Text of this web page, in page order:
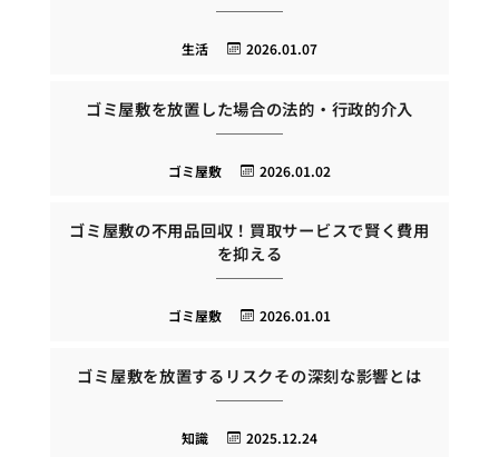
2026.01.07
生活
ゴミ屋敷を放置した場合の法的・行政的介入
2026.01.02
ゴミ屋敷
ゴミ屋敷の不用品回収！買取サービスで賢く費用
を抑える
2026.01.01
ゴミ屋敷
ゴミ屋敷を放置するリスクその深刻な影響とは
2025.12.24
知識